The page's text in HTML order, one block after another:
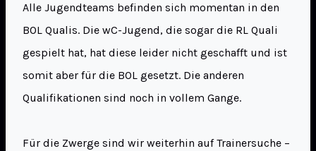
Alle Jugendteams befinden sich momentan in den
BOL Qualis. Die wC-Jugend, die sogar die RL Quali
gespielt hat, hat diese leider nicht geschafft und ist
somit aber für die BOL gesetzt. Die anderen
Qualifikationen sind noch in vollem Gange.
Für die Zwerge sind wir weiterhin auf Trainersuche –